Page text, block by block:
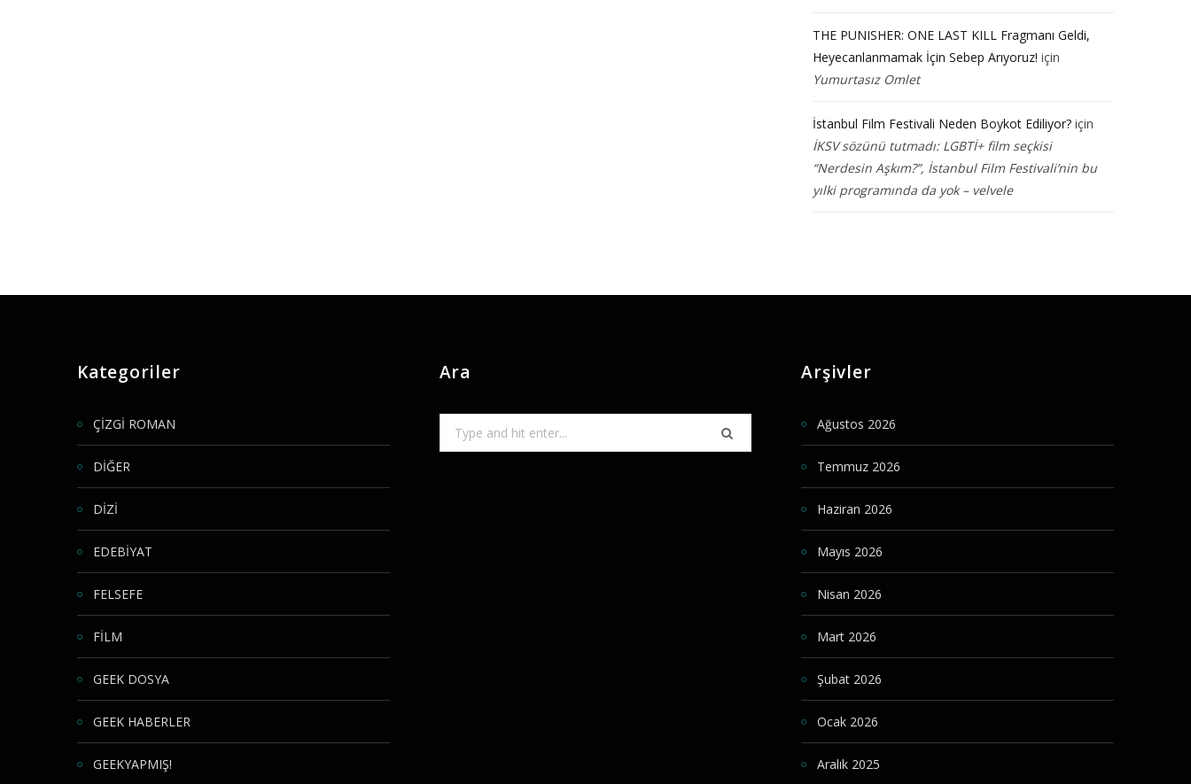
THE PUNISHER: ONE LAST KILL Fragmanı Geldi,
Heyecanlanmamak İçin Sebep Arıyoruz! için
Yumurtasız Omlet
İstanbul Film Festivali Neden Boykot Ediliyor? için
İKSV sözünü tutmadı: LGBTİ+ film seçkisi
“Nerdesin Aşkım?”, İstanbul Film Festivali’nin bu
yılki programında da yok – velvele
Kategoriler
ÇİZGİ ROMAN
DİĞER
DİZİ
EDEBİYAT
FELSEFE
FİLM
GEEK DOSYA
GEEK HABERLER
GEEKYAPMIŞ!
Ara
for:
Arşivler
Ağustos 2026
Temmuz 2026
Haziran 2026
Mayıs 2026
Nisan 2026
Mart 2026
Şubat 2026
Ocak 2026
Aralık 2025